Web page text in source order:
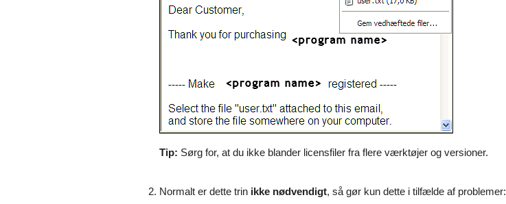
Tip: Sørg for, at du ikke blander licensfiler fra flere værktøjer og versioner.
Normalt er dette trin ikke nødvendigt, så gør kun dette i tilfælde af problemer: